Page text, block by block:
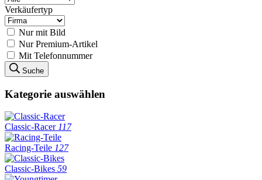
Verkäufertyp
Nur mit Bild
Nur Premium-Artikel
Mit Telefonnummer
Suche
Kategorie auswählen
Classic-Racer 117
Racing-Teile 127
Classic-Bikes 59